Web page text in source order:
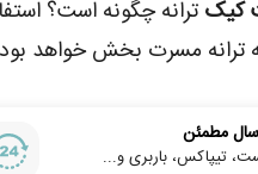
کیک ترانه چگونه است؟
ترانه مسرت بخش خواهد
مطمئن
تیپاکس، باربری و...